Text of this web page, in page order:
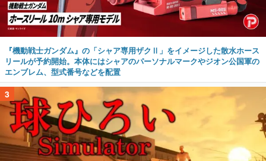
『機動戦士ガンダム』の「シャア専用ザクⅡ」をイメージした散水ホース
リールが予約開始。本体にはシャアのパーソナルマークやジオン公国軍の
エンブレム、型式番号などを配置
3